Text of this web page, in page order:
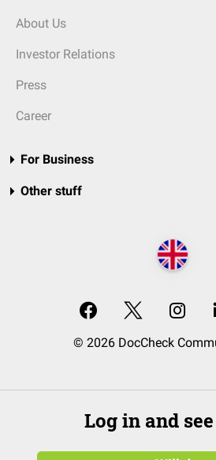
About Us
Investor Relations
Press
Career
For Business
Other stuff
© 2026 DocCheck
Log in and